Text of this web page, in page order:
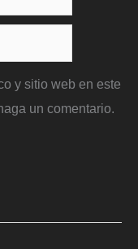
y sitio web en este
un comentario.